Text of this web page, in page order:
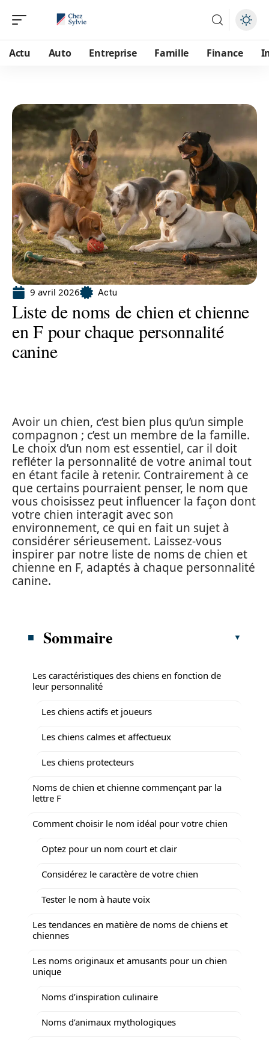
Actu Auto Entreprise Famille Finance
9 avril 2026 Actu
Liste de noms de chien et chienne
en F pour chaque personnalité
canine
Avoir un chien, c’est bien plus qu’un simple
compagnon ; c’est un membre de la famille.
Le choix d’un nom est essentiel, car il doit
refléter la personnalité de votre animal tout
en étant facile à retenir. Contrairement à ce
que certains pourraient penser, le nom que
vous choisissez peut influencer la façon dont
votre chien interagit avec son
environnement, ce qui en fait un sujet à
considérer sérieusement. Laissez-vous
inspirer par notre liste de noms de chien et
chienne en F, adaptés à chaque personnalité
canine.
Sommaire
Les caractéristiques des chiens en fonction de
leur personnalité
Les chiens actifs et joueurs
Les chiens calmes et affectueux
Les chiens protecteurs
Noms de chien et chienne commençant par la
lettre F
Comment choisir le nom idéal pour votre chien
Optez pour un nom court et clair
Considérez le caractère de votre chien
Tester le nom à haute voix
Les tendances en matière de noms de chiens et
chiennes
Les noms originaux et amusants pour un chien
unique
Noms d’inspiration culinaire
Noms d’animaux mythologiques